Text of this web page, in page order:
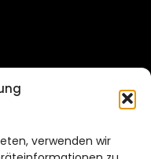
verwenden wir